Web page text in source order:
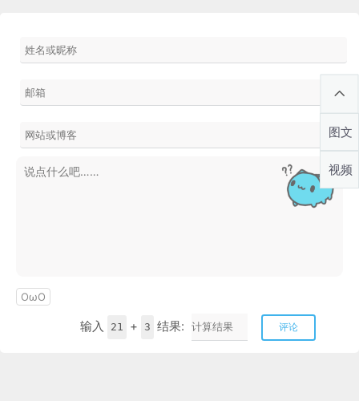
OωO
输入 21 + 3 结果: 评论
图文
视频